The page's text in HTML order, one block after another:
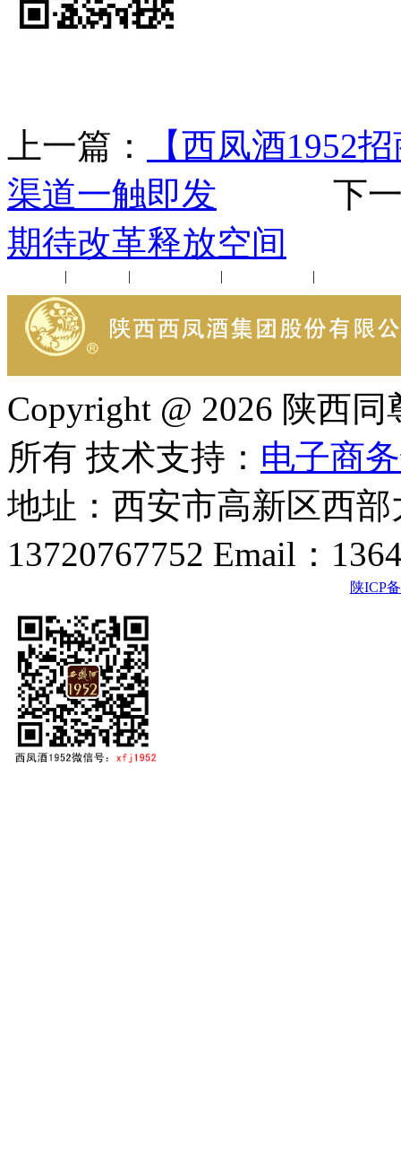
上一篇：
【西凤酒1952
渠道一触即发 下一
期待改革释放空间
| | | |
Copyright @ 2026 陕西
所有 技术支持： 电子商
地址：西安市高新区西
13720767752 Email：
陕ICP